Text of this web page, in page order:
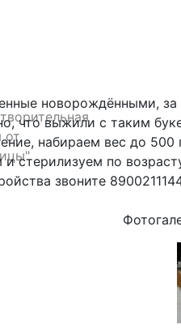
от
новорождёнными, за
что выжили с таким
набираем вес до 500
стерилизуем по
звоните